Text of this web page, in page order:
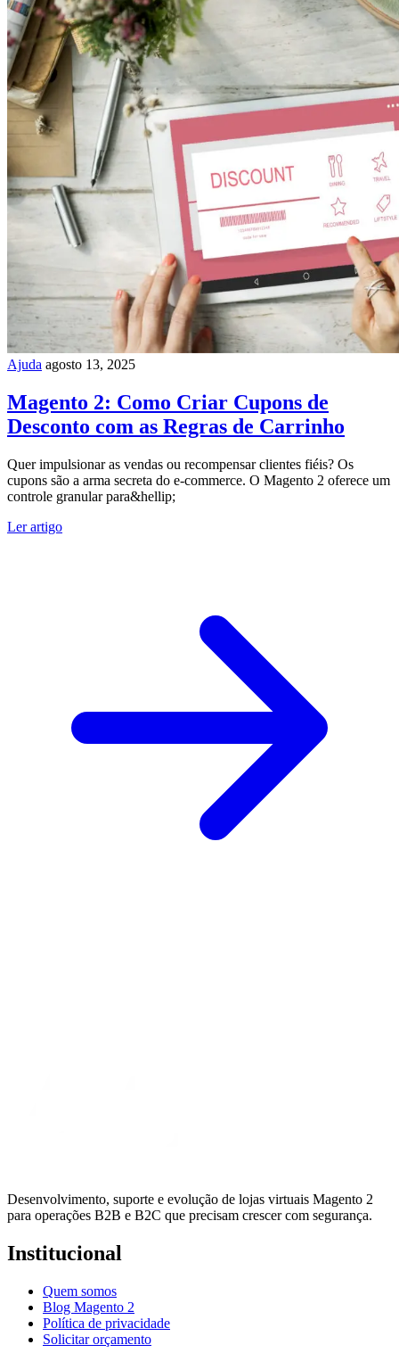
Ajuda agosto 13, 2025
Magento 2: Como Criar Cupons de
Desconto com as Regras de Carrinho
Quer impulsionar as vendas ou recompensar clientes fiéis? Os
cupons são a arma secreta do e-commerce. O Magento 2 oferece um
controle granular para&hellip;
Ler artigo
Desenvolvimento, suporte e evolução de lojas virtuais Magento 2
para operações B2B e B2C que precisam crescer com segurança.
Institucional
Quem somos
Blog Magento 2
Política de privacidade
Solicitar orçamento